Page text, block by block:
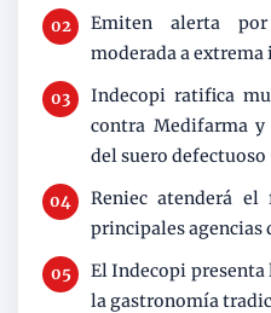
Emiten alerta
moderada a
Indecopi ratifica
contra Medifarma
del suero defectuoso
Reniec atenderá
principales agencias
El Indecopi
la gastronomía